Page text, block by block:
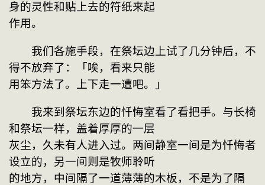
身的灵性和贴上去的符纸来起
作用。
我们各施手段，在祭坛边上试了几分钟后，不
得不放弃了：「唉，看来只能
用笨方法了。上下走一遭吧。」
我来到祭坛东边的忏悔室看了看把手。与长椅
和祭坛一样，盖着厚厚的一层
灰尘，久未有人进入过。两间静室一间是为忏悔者
设立的，另一间则是牧师聆听
的地方，中间隔了一道薄薄的木板，不是为了隔